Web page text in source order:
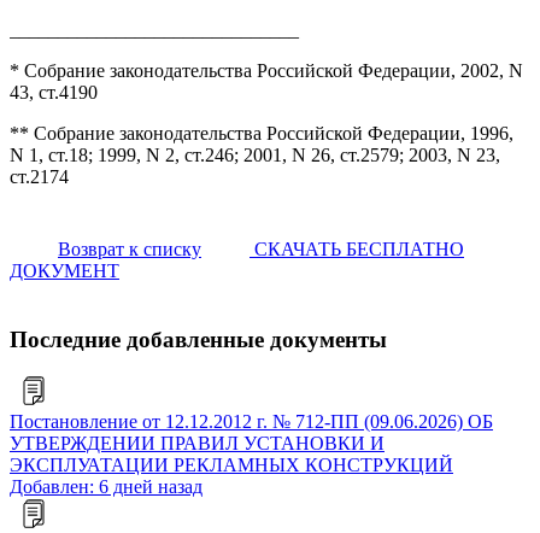
* Собрание законодательства Российской Федерации, 2002, N
43, ст.4190
** Собрание законодательства Российской Федерации, 1996,
N 1, ст.18; 1999, N 2, ст.246; 2001, N 26, ст.2579; 2003, N 23,
ст.2174
Возврат к списку
СКАЧАТЬ БЕСПЛАТНО
ДОКУМЕНТ
Последние добавленные документы
Постановление от 12.12.2012 г. № 712-ПП (09.06.2026) ОБ
УТВЕРЖДЕНИИ ПРАВИЛ УСТАНОВКИ И
ЭКСПЛУАТАЦИИ РЕКЛАМНЫХ КОНСТРУКЦИЙ
Добавлен: 6 дней назад